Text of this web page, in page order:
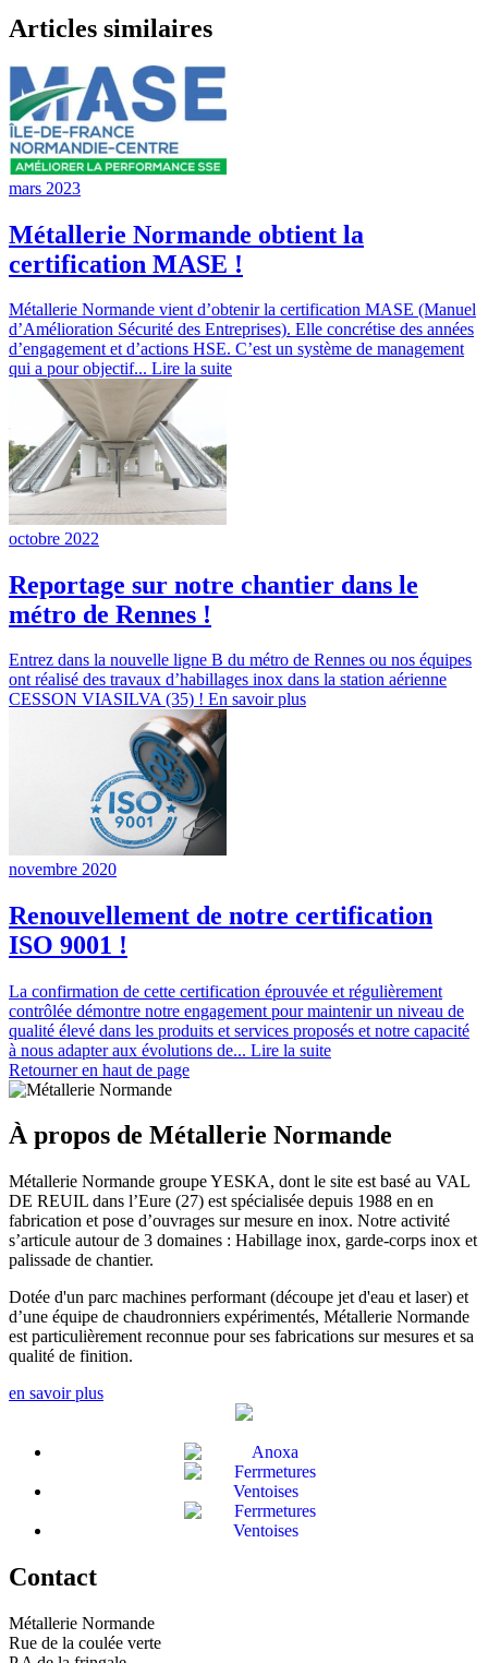
Articles similaires
mars 2023
Métallerie Normande obtient la
certification MASE !
Métallerie Normande vient d’obtenir la certification MASE (Manuel
d’Amélioration Sécurité des Entreprises). Elle concrétise des années
d’engagement et d’actions HSE. C’est un système de management
qui a pour objectif... Lire la suite
octobre 2022
Reportage sur notre chantier dans le
métro de Rennes !
Entrez dans la nouvelle ligne B du métro de Rennes ou nos équipes
ont réalisé des travaux d’habillages inox dans la station aérienne
CESSON VIASILVA (35) ! En savoir plus
novembre 2020
Renouvellement de notre certification
ISO 9001 !
La confirmation de cette certification éprouvée et régulièrement
contrôlée démontre notre engagement pour maintenir un niveau de
qualité élevé dans les produits et services proposés et notre capacité
à nous adapter aux évolutions de... Lire la suite
Retourner en haut de page
À propos de Métallerie Normande
Métallerie Normande groupe YESKA, dont le site est basé au VAL
DE REUIL dans l’Eure (27) est spécialisée depuis 1988 en en
fabrication et pose d’ouvrages sur mesure en inox. Notre activité
s’articule autour de 3 domaines : Habillage inox, garde-corps inox et
palissade de chantier.
Dotée d'un parc machines performant (découpe jet d'eau et laser) et
d’une équipe de chaudronniers expérimentés, Métallerie Normande
est particulièrement reconnue pour ses fabrications sur mesures et sa
qualité de finition.
en savoir plus
Contact
Métallerie Normande
Rue de la coulée verte